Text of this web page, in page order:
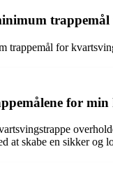
trappemål for
for
at skabe en sikker og